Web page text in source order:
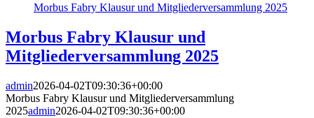
Morbus Fabry Klausur und Mitgliederversammlung 2025
Morbus Fabry Klausur und
Mitgliederversammlung 2025
admin2026-04-02T09:30:36+00:00
Morbus Fabry Klausur und Mitgliederversammlung
2025admin2026-04-02T09:30:36+00:00